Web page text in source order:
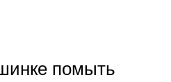
помыть